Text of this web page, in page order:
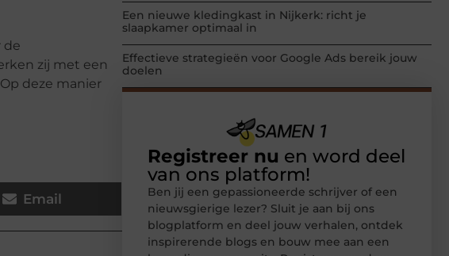
de
zij met een
deze manier
Email
Een nieuwe kledingkast in Nijkerk: richt je
slaapkamer optimaal in
Effectieve strategieën voor Google Ads bereik jouw
doelen
Registreer nu en word deel
van ons platform!
Ben jij een gepassioneerde schrijver of een
nieuwsgierige lezer? Sluit je aan bij ons
blogplatform en deel jouw verhalen, ontdek
inspirerende blogs en bouw mee aan een